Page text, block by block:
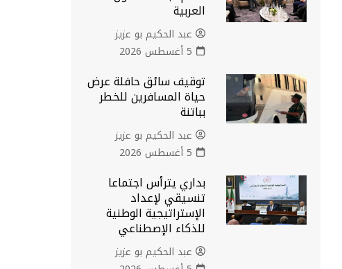
العربية
عبد الحكيم بو عزيز
5 أغسطس 2026
توقيف سائق حافلة عرض
حياة المسافرين للخطر
بباتنة
عبد الحكيم بو عزيز
5 أغسطس 2026
بداري يترأس اجتماعا
تنسيقي لإعداد
الإستراتيجية الوطنية
للذكاء الإصطناعي
عبد الحكيم بو عزيز